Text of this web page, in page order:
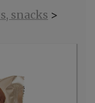
snacks >